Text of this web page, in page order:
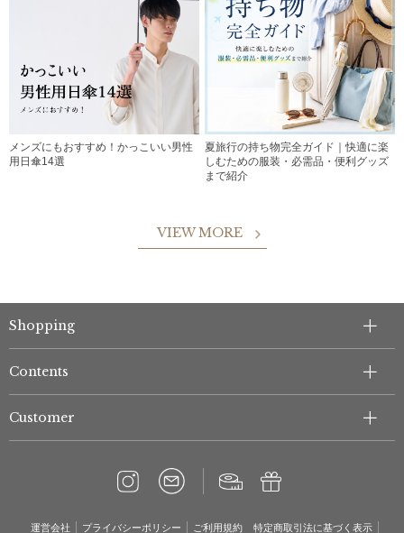
メンズにもおすすめ！かっこいい男性
用日傘14選
夏旅行の持ち物完全ガイド｜快適に楽
しむための服装・必需品・便利グッズ
まで紹介
VIEW MORE
Shopping
Contents
Customer
運営会社 プライバシーポリシー ご利用規約 特定商取引法に基づく表示